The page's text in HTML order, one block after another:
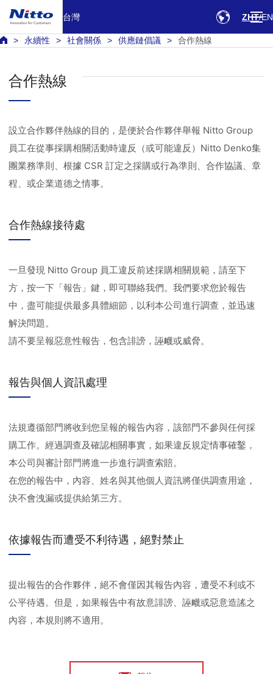
台灣 ZHT EN
永續性 社會關係 供應鏈倡議 合作熱線
合作熱線
設立合作夥伴熱線的目的，是便於合作夥伴舉報 Nitto Group
員工在從事採購相關活動時違反（或可能違反）Nitto Denko集
團業務準則、根據 CSR 訂定之採購或行為準則、合作協議、章
程、或企業道德之情事。
合作熱線接待處
一旦發現 Nitto Group 員工違反前述採購相關規範，請至下
方，按一下「報告」鍵，即可聯絡我們。我們要求您於報告
中，盡可能提供最多具體細節，以利本公司進行調查，並迅速
解決問題。
請不要呈報惡意性報告，包含誹謗，誣衊或威脅。
報告與個人資訊處理
法規遵循部門將收到您呈報的報告內容，該部門不參與任何採
購工作。經過調查及確認相關事實，如果違反規定情事確鑿，
本公司與審計部門將進一步進行調查索賠。
在您的報告中，內容、姓名與其他個人資訊將僅供調查用途，
決不會洩漏或提供給第三方。
依據報告而遭受不利待遇，絕對禁止
提出報告的合作夥伴，絕不會僅因其報告內容，遭受不利或不
公平待遇。但是，如果報告中有故意誹謗、誣衊或惡意造謠之
內容，本規則將不適用。